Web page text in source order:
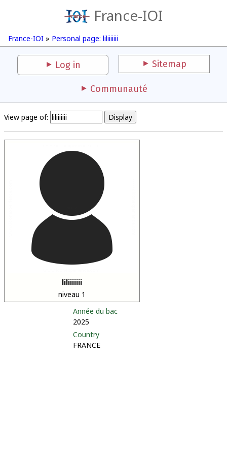
France-IOI
France-IOI » Personal page: liliiiiiii
Log in Sitemap
Communauté
View page of:
liliiiiiii
niveau 1
Année du bac
2025
Country
FRANCE